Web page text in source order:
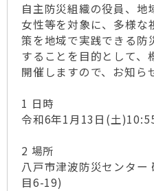
自主防災組織の役員、地
女性等を対象に、多様な
策を地域で実践できる防
することを目的として、
開催しますので、お知ら
1 日時
令和6年1月13日(土
2 場所
八戸市津波防災センター
目6-19)